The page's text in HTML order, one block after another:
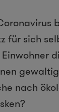
für sich
nach